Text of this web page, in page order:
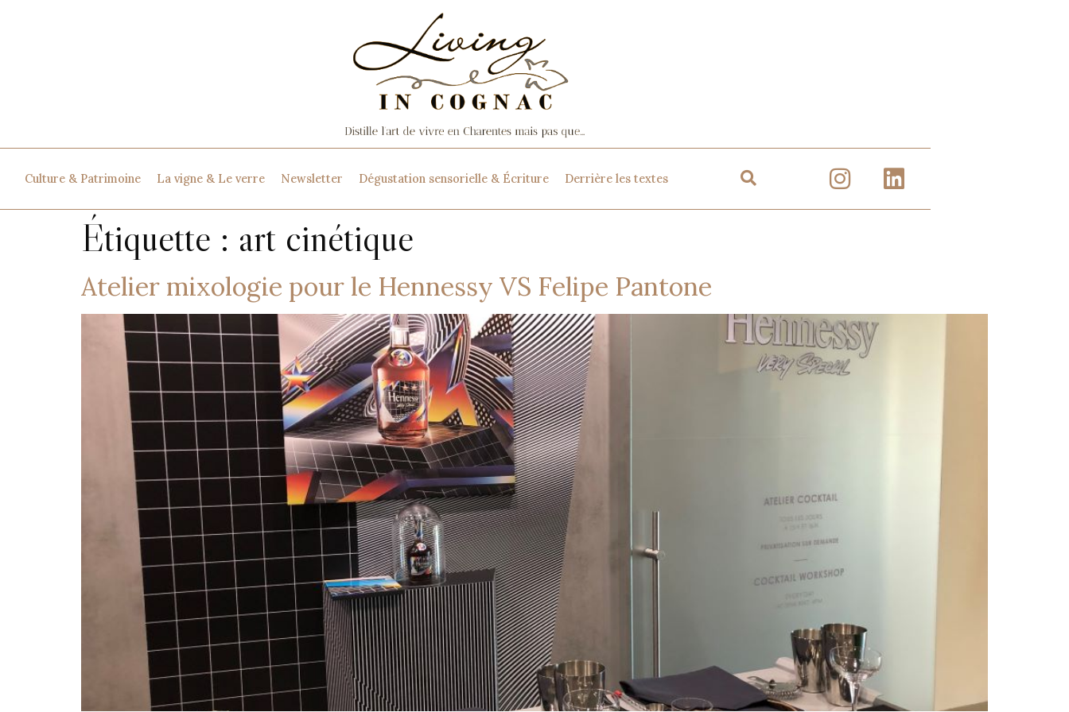
Culture & Patrimoine La vigne & Le verre Newsletter Dégustation sensorielle & Écriture Derrière les textes
Étiquette : art cinétique
Atelier mixologie pour le Hennessy VS Felipe Pantone